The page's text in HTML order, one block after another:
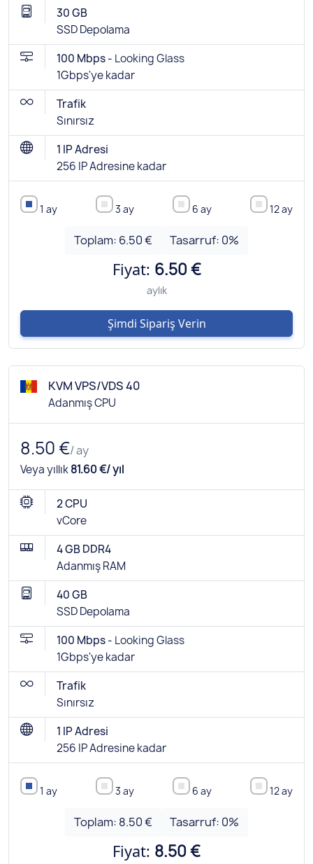
30 GB
SSD Depolama
100 Mbps - Looking Glass
1Gbps'ye kadar
Trafik
Sınırsız
1 IP Adresi
256 IP Adresine kadar
1 ay 3 ay 6 ay 12 ay
Toplam: 6.50 € Tasarruf: 0%
Fiyat: 6.50 €
aylık
Şimdi Sipariş Verin
KVM VPS/VDS 40
Adanmış CPU
8.50 €/ ay
Veya yıllık81.60 €/ yıl
2 CPU
vCore
4 GB DDR4
Adanmış RAM
40 GB
SSD Depolama
100 Mbps - Looking Glass
1Gbps'ye kadar
Trafik
Sınırsız
1 IP Adresi
256 IP Adresine kadar
1 ay 3 ay 6 ay 12 ay
Toplam: 8.50 € Tasarruf: 0%
Fiyat: 8.50 €